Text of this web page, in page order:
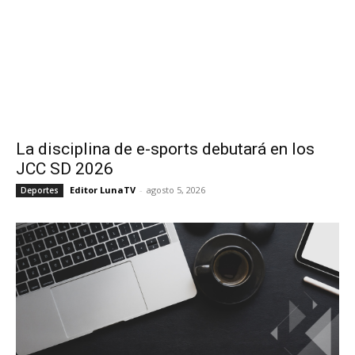
La disciplina de e-sports debutará en los
JCC SD 2026
Deportes Editor LunaTV - agosto 5, 2026